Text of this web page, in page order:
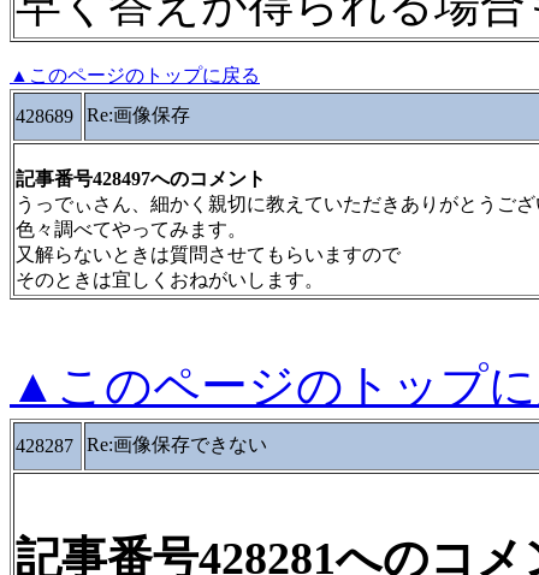
▲このページのトップに戻る
428689
Re:画像保存
記事番号428497へのコメント
うっでぃさん、細かく親切に教えていただきありがとうご
色々調べてやってみます。
又解らないときは質問させてもらいますので
そのときは宜しくおねがいします。
▲このページのトップ
428287 Re:画像保存できない
記事番号428281へのコメ